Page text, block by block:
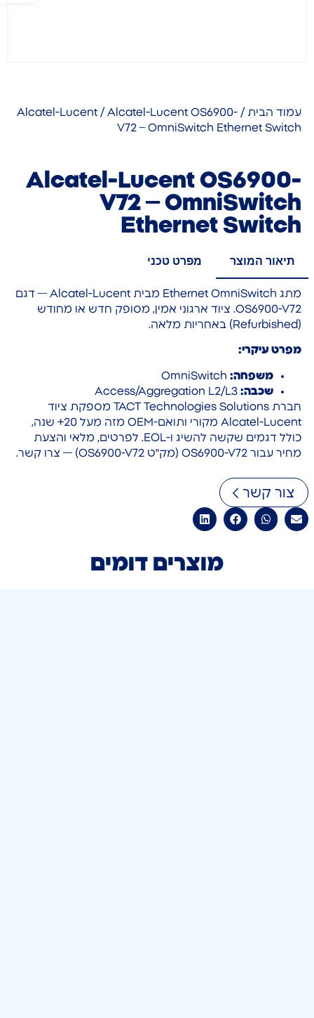
עמוד הבית /
Alcatel-Lucent / Alcatel-Lucent OS6900-
V72 – OmniSwitch Ethernet Switch
Alcatel-Lucent OS6900-
V72 – OmniSwitch
Ethernet Switch
תיאור המוצר מפרט טכני
מתג Ethernet OmniSwitch מבית Alcatel-Lucent — דגם
OS6900-V72. ציוד ארגוני אמין, מסופק חדש או מחודש
(Refurbished) באחריות מלאה.
מפרט עיקרי:
משפחה:
שכבה:
חברת TACT Technologies Solutions מספקת ציוד
Alcatel-Lucent מקורי ותואם-OEM מזה מעל 20+ שנה,
כולל דגמים שקשה להשיג ו-EOL. לפרטים, מלאי והצעת
מחיר עבור OS6900-V72 (מק"ט OS6900-V72) — צרו קשר.
צור קשר
מוצרים דומים